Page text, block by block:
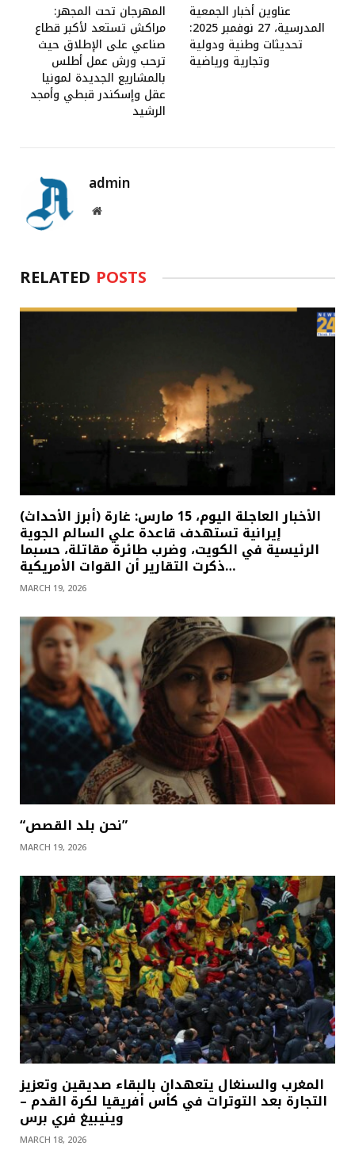
المهرجان تحت المجهر:
مراكش تستعد لأكبر قطاع
صناعي على الإطلاق حيث
ترحب ورش عمل أطلس
بالمشاريع الجديدة لمونيا
عقل وإسكندر قبطي وأمجد
الرشيد
عناوين أخبار الجمعية
المدرسية، 27 نوفمبر 2025:
تحديثات وطنية ودولية
وتجارية ورياضية
admin
Website
RELATED POSTS
(أبرز الأحداث) الأخبار العاجلة اليوم، 15 مارس: غارة
إيرانية تستهدف قاعدة علي السالم الجوية
الرئيسية في الكويت، وضرب طائرة مقاتلة، حسبما
ذكرت التقارير أن القوات الأمريكية…
MARCH 19, 2026
“نحن بلد القصص”
MARCH 19, 2026
المغرب والسنغال يتعهدان بالبقاء صديقين وتعزيز
التجارة بعد التوترات في كأس أفريقيا لكرة القدم –
وينيبيغ فري برس
MARCH 18, 2026